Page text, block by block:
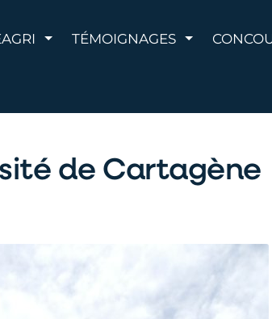
AFFICHER LE MENU
TÉMOIGNAGES AFFICHER
de Cartagène